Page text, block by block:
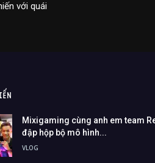
với quái
Mixigaming cùng anh em team
đập hộp bộ mô hình...
VLOG